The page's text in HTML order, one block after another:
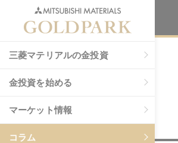
三菱マテリアルの金投資
金投資を始める
マーケット情報
コラム